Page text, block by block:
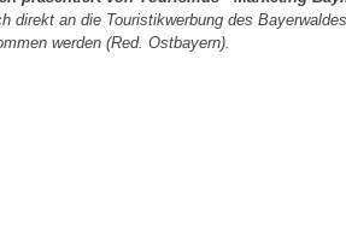
direkt an die Touristikwerbung des
werden (Red. Ostbayern).